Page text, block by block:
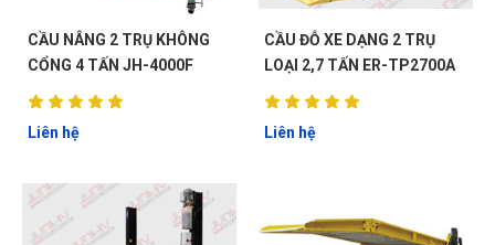
CẦU NÂNG 2 TRỤ KHÔNG
CỔNG 4 TẤN JH-4000F
Liên hệ
CẦU ĐỖ XE DẠNG 2 TRỤ
LOẠI 2,7 TẤN ER-TP2700A
Liên hệ